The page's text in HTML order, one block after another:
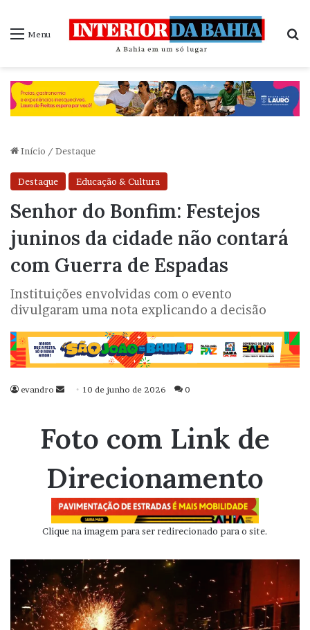
Menu
Início / Destaque
Destaque Educação & Cultura
Senhor do Bonfim: Festejos
juninos da cidade não contará
com Guerra de Espadas
Instituições envolvidas com o evento
divulgaram uma nota explicando a decisão
evandro
Mande
mail
10 de junho de 2026 0
Foto com Link de
Direcionamento
Clique na imagem para ser redirecionado para o site.